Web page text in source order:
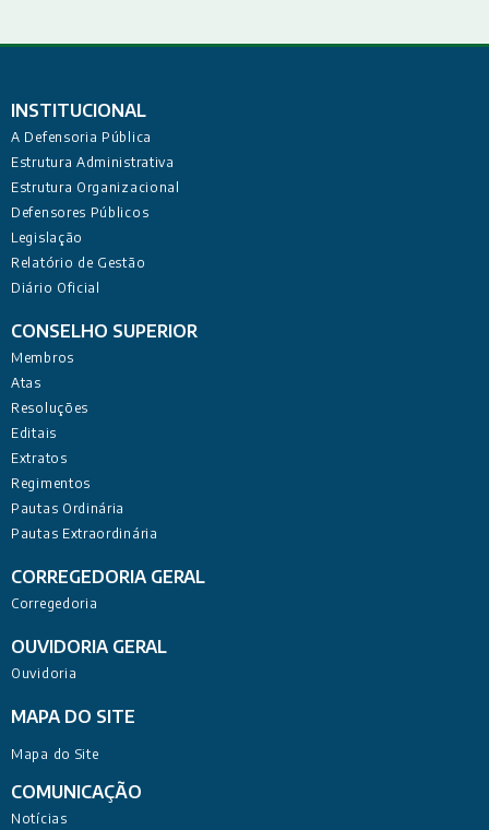
INSTITUCIONAL
A Defensoria Pública
Estrutura Administrativa
Estrutura Organizacional
Defensores Públicos
Legislação
Relatório de Gestão
Diário Oficial
CONSELHO SUPERIOR
Membros
Atas
Resoluções
Editais
Extratos
Regimentos
Pautas Ordinária
Pautas Extraordinária
CORREGEDORIA GERAL
Corregedoria
OUVIDORIA GERAL
Ouvidoria
MAPA DO SITE
Mapa do Site
COMUNICAÇÃO
Notícias